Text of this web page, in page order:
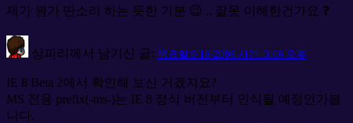
제가 뭔가 딴소리 하는 듯한 기분 😉 .. 잘못 이해한건가요 ❓
상피리 께서 남기신 글: 목요일 9/18/2008 시간: 3:06 오후
IE 8 Beta 2에서 확인해 보신 거겠지요?
MS 전용 prefix(-ms-)는 IE 8 정식 버전부터 인식될 예정인가봅
니다.